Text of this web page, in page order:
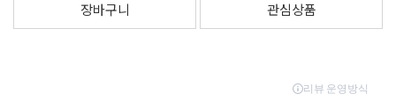
장바구니 관심상품